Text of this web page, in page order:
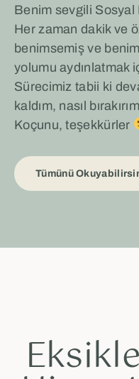
Benim sevgili Sosyal
Her zaman dakik ve
benimsemiş ve
yolumu aydınlatmak
Sürecimiz tabii ki
kaldım, nasıl
Koçunu, teşekkürler
Tümünü